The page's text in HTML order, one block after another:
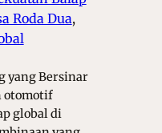
Roda Dua ,
yang Bersinar
otomotif
global di